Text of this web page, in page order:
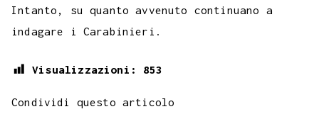
Intanto, su quanto avvenuto continuano a
indagare i Carabinieri.
Visualizzazioni: 853
Condividi questo articolo